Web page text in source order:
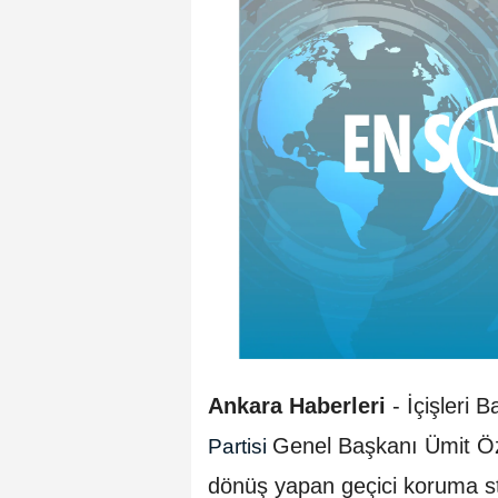
Ankara Haberleri - İçişleri
Partisi Genel Başkanı Ümit
dönüş yapan geçici koruma